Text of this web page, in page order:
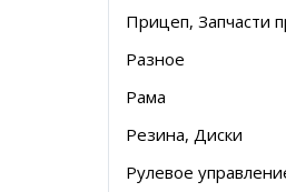
Прицеп, Запчасти
Разное
Рама
Резина, Диски
Рулевое